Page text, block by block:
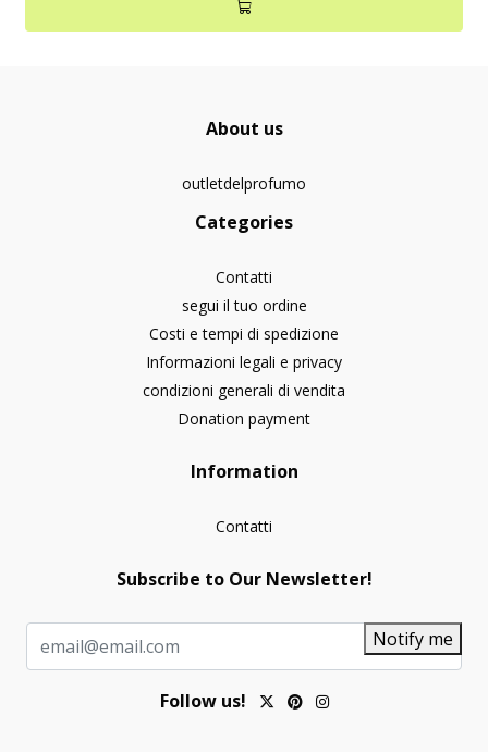
About us
outletdelprofumo
Categories
Contatti
segui il tuo ordine
Costi e tempi di spedizione
Informazioni legali e privacy
condizioni generali di vendita
Donation payment
Information
Contatti
Subscribe to Our Newsletter!
Notify me
Follow us!